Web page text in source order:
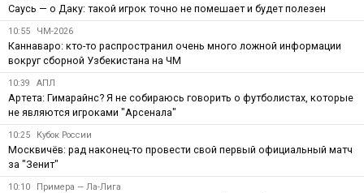
Саусь — о Даку: такой игрок точно не помешает и будет полезен
10:55 ЧМ-2026
Каннаваро: кто-то распространил очень много ложной информации
вокруг сборной Узбекистана на ЧМ
10:39 АПЛ
Артета: Гимарайнс? Я не собираюсь говорить о футболистах, которые
не являются игроками "Арсенала"
10:25 Кубок России
Москвичёв: рад наконец-то провести свой первый официальный матч
за "Зенит"
10:10 Примера — Ла-Лига